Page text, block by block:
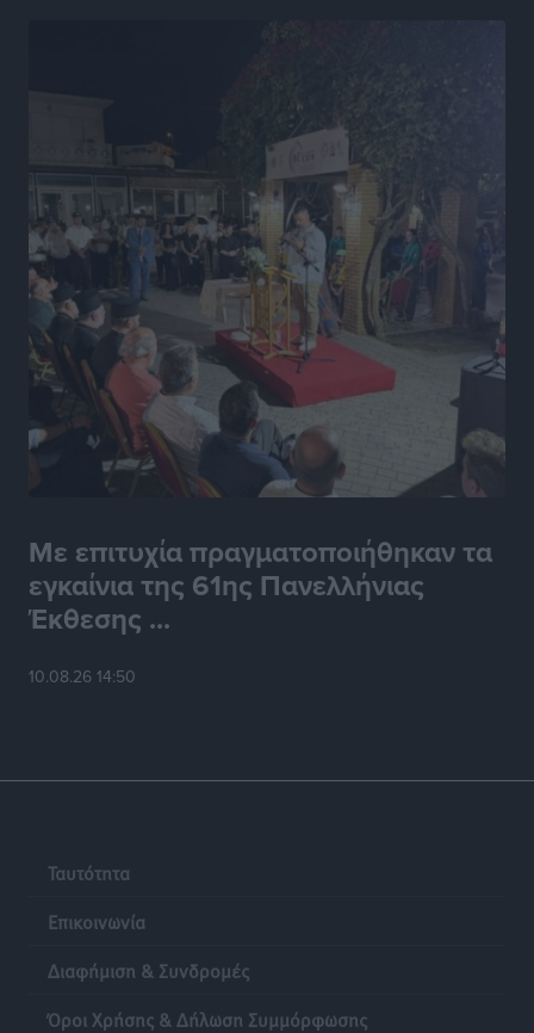
Με επιτυχία πραγματοποιήθηκαν τα
εγκαίνια της 61ης Πανελλήνιας
Έκθεσης ...
10.08.26 14:50
Ταυτότητα
Επικοινωνία
Διαφήμιση & Συνδρομές
Όροι Χρήσης & Δήλωση Συμμόρφωσης